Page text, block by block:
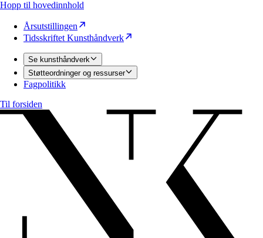
Hopp til hovedinnhold
Årsutstillingen
Tidsskriftet Kunsthåndverk
Se kunsthåndverk
Støtteordninger og ressurser
Fagpolitikk
Til forsiden